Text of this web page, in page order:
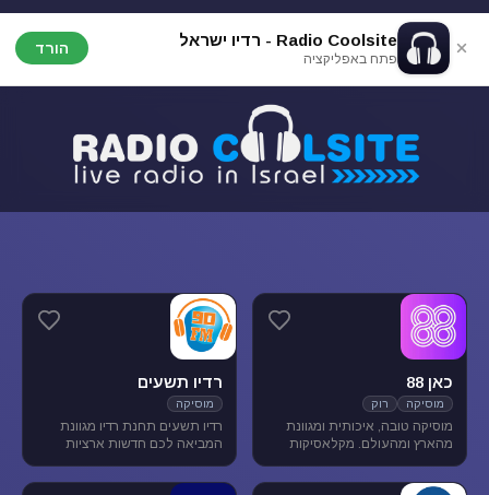
Radio Coolsite - רדיו ישראל
פתח באפליקציה
הורד
כאן 88
מוסיקה רוק
מוסיקה טובה, איכותית ומגוונת
מהארץ ומהעולם. מקלאסיקות
בארץ ובעולם ועד ג'אז, אלטרנטיב,
רדיו תשעים
מוסיקה
רדיו תשעים תחנת רדיו מגוונת
המביאה לכם חדשות ארציות
ופנאי וכמובן מוסיקה מגוונת